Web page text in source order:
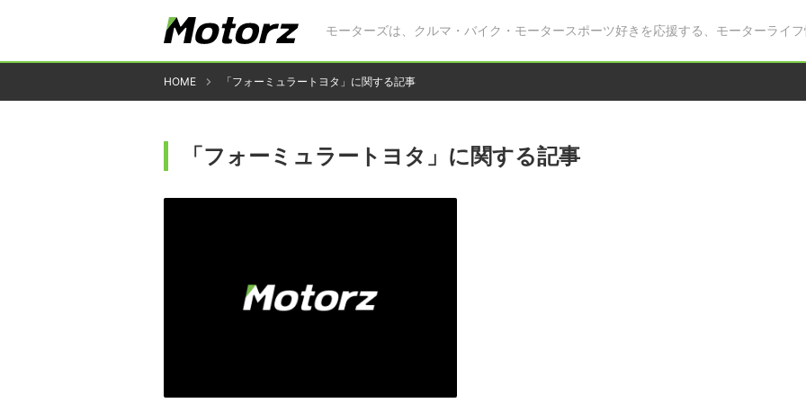
モーターズは、クルマ・バイク・モータースポーツ好きを応援する、モーターライフ
HOME 「フォーミュラートヨタ」に関する記事
「フォーミュラートヨタ」に関する記事